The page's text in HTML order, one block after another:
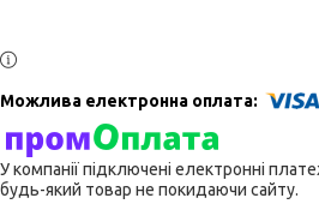
У компанії підключені електронні
будь-який товар не покидаючи сайту.